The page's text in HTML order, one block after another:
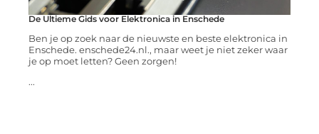
De Ultieme Gids voor Elektronica in Enschede
Ben je op zoek naar de nieuwste en beste elektronica in
Enschede. enschede24.nl., maar weet je niet zeker waar
je op moet letten? Geen zorgen!
...